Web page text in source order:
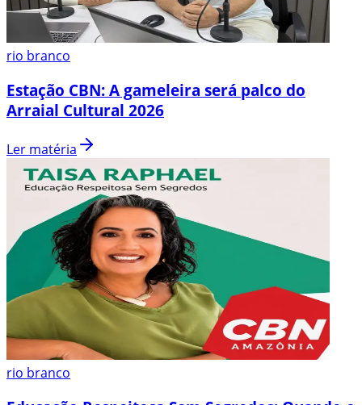
rio branco
Estação CBN: A gameleira será palco do
Arraial Cultural 2026
Ler matéria
rio branco